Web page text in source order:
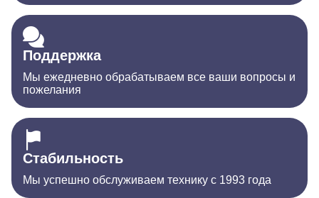
Поддержка
Мы ежедневно обрабатываем все ваши вопросы и
пожелания
Стабильность
Мы успешно обслуживаем технику с 1993 года